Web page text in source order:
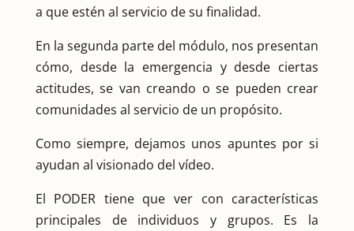
a que estén al servicio de su finalidad.
En la segunda parte del módulo, nos presentan
cómo, desde la emergencia y desde ciertas
actitudes, se van creando o se pueden crear
comunidades al servicio de un propósito.
Como siempre, dejamos unos apuntes por si
ayudan al visionado del vídeo.
El PODER tiene que ver con características
principales de individuos y grupos. Es la